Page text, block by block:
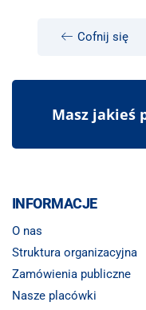
Cofnij się
Masz jakieś
INFORMACJE
O nas
Struktura organizacyjna
Zamówienia publiczne
Nasze placówki